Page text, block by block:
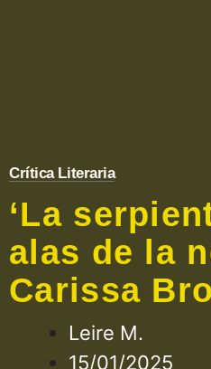
Crítica Literaria
‘La
alas de la
Carissa
Leire M.
15/01/2025